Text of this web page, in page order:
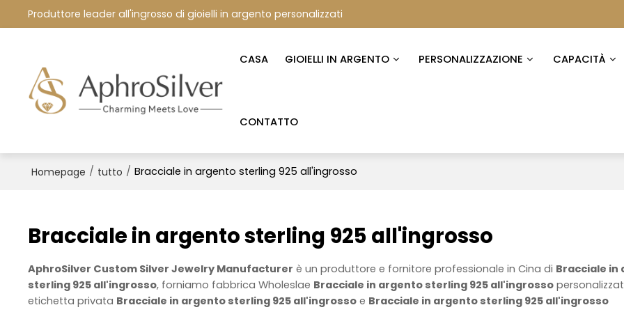
Produttore leader all'ingrosso di gioielli in argento personalizzati
CASA GIOIELLI IN ARGENTO PERSONALIZZAZIONE CAPACITÀ
CONTATTO
Homepage / tutto / Bracciale in argento sterling 925 all'ingrosso
Bracciale in argento sterling 925 all'ingrosso
AphroSilver Custom Silver Jewelry Manufacturer è un produttore e fornitore professionale in Cina di Bracciale in
sterling 925 all'ingrosso, forniamo fabbrica Wholeslae Bracciale in argento sterling 925 all'ingrosso
etichetta privata Bracciale in argento sterling 925 all'ingrosso e Bracciale in argento sterling 925 all'ingrosso